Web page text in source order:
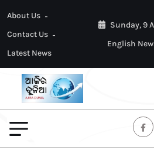
About Us
Contact Us
Latest News
Sunday, 9
English